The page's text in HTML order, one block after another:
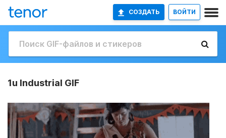
СОЗДАТЬ ВОЙТИ
1u Industrial GIF